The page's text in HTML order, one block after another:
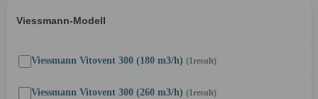
Viessmann-Modell
Viessmann Vitovent 300 (180 m3/h) (1result)
Viessmann Vitovent 300 (260 m3/h) (1result)